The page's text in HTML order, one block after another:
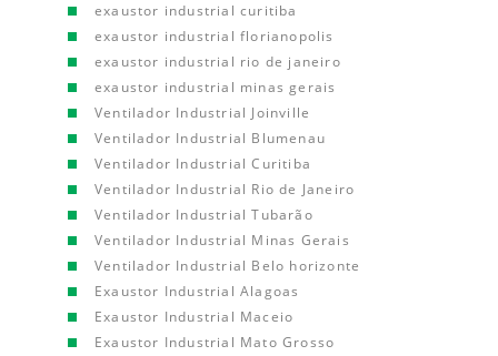
exaustor industrial curitiba
exaustor industrial florianopolis
exaustor industrial rio de janeiro
exaustor industrial minas gerais
Ventilador Industrial Joinville
Ventilador Industrial Blumenau
Ventilador Industrial Curitiba
Ventilador Industrial Rio de Janeiro
Ventilador Industrial Tubarão
Ventilador Industrial Minas Gerais
Ventilador Industrial Belo horizonte
Exaustor Industrial Alagoas
Exaustor Industrial Maceio
Exaustor Industrial Mato Grosso